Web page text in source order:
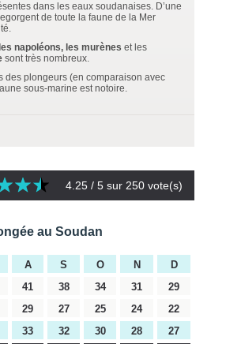
dans les eaux soudanaises. D’une
de toute la faune de la Mer
napoléons, les murènes et les
sont très nombreux.
des plongeurs (en comparaison avec
sous-marine est notoire.
4.25 / 5 sur 250 vote(s)
au Soudan
A S O N
D
41 38 34 31
29
29 27 25 24
22
33 32 30 28 27